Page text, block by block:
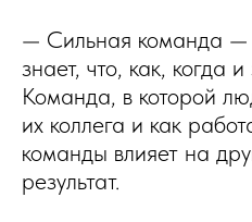
— Сильная команда —
знает, что, как, когда
Команда, в которой
их коллега и как
команды влияет на
результат.